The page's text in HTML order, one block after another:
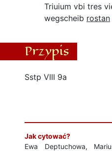
Triuium vbi tres
wegscheib rostan
Przypis
Sstp VIII 9a
Jak cytować?
Ewa Deptuchowa,